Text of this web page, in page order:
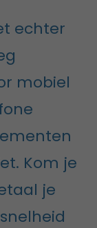
echter
mobiel
Kom je
je